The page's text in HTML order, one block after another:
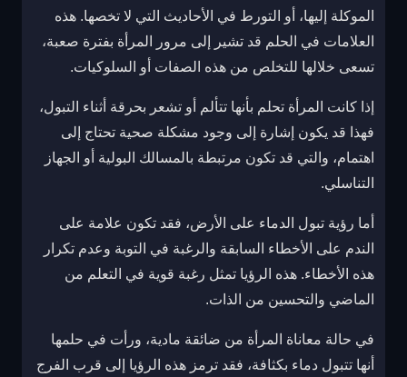
الموكلة إليها، أو التورط في الأحاديث التي لا تخصها. هذه
العلامات في الحلم قد تشير إلى مرور المرأة بفترة صعبة،
تسعى خلالها للتخلص من هذه الصفات أو السلوكيات.
إذا كانت المرأة تحلم بأنها تتألم أو تشعر بحرقة أثناء التبول،
فهذا قد يكون إشارة إلى وجود مشكلة صحية تحتاج إلى
اهتمام، والتي قد تكون مرتبطة بالمسالك البولية أو الجهاز
التناسلي.
أما رؤية تبول الدماء على الأرض، فقد تكون علامة على
الندم على الأخطاء السابقة والرغبة في التوبة وعدم تكرار
هذه الأخطاء. هذه الرؤيا تمثل رغبة قوية في التعلم من
الماضي والتحسين من الذات.
في حالة معاناة المرأة من ضائقة مادية، ورأت في حلمها
أنها تتبول دماء بكثافة، فقد ترمز هذه الرؤيا إلى قرب الفرج